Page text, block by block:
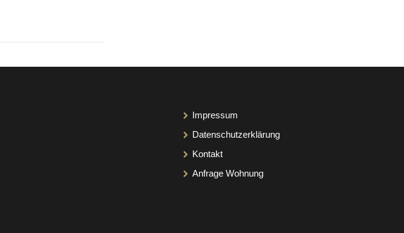
Impressum
Datenschutzerklärung
Kontakt
Anfrage Wohnung